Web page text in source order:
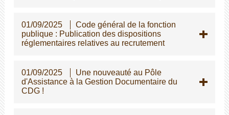
01/09/2025
Code général de la fonction
publique : Publication des dispositions
réglementaires relatives au recrutement
01/09/2025
Une nouveauté au Pôle
d'Assistance à la Gestion Documentaire du
CDG !